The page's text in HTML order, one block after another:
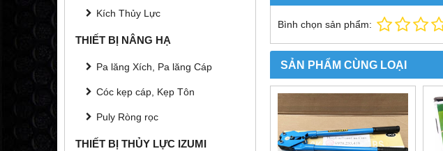
Kích Thủy Lực
THIẾT BỊ NÂNG HẠ
Pa lăng Xích, Pa lăng Cáp
Cóc kẹp cáp, Kẹp Tôn
Puly Ròng rọc
THIẾT BỊ THỦY LỰC IZUMI
Bình chọn sản phẩm:
SẢN PHẨM CÙNG LOẠI